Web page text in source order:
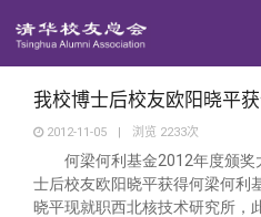
地区联络
年级联络
回馈母校
捐赠项目
媒体平台
我校博士后校友欧阳晓平
2012-11-05 | 浏览 2233次
何梁何利基金2012年度颁奖
士后校友欧阳晓平获得何梁何利
晓平现就职西北核技术研究所，